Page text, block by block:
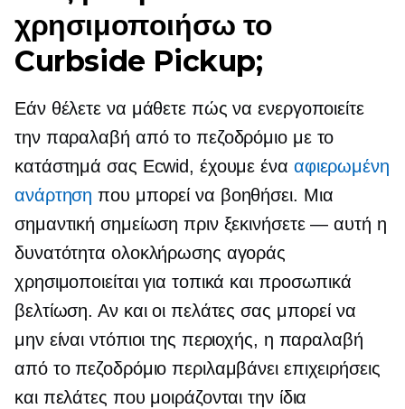
χρησιμοποιήσω το
Curbside Pickup;
Εάν θέλετε να μάθετε πώς να ενεργοποιείτε
την παραλαβή από το πεζοδρόμιο με το
κατάστημά σας Ecwid, έχουμε ένα αφιερωμένη
ανάρτηση που μπορεί να βοηθήσει. Μια
σημαντική σημείωση πριν ξεκινήσετε — αυτή η
δυνατότητα ολοκλήρωσης αγοράς
χρησιμοποιείται για τοπικά και προσωπικά
βελτίωση. Αν και οι πελάτες σας μπορεί να
μην είναι ντόπιοι της περιοχής, η παραλαβή
από το πεζοδρόμιο περιλαμβάνει επιχειρήσεις
και πελάτες που μοιράζονται την ίδια